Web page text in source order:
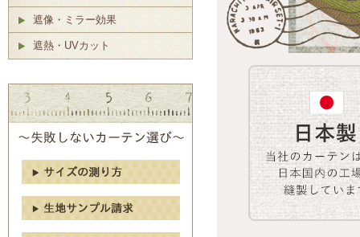
遮像・ミラー効果
遮熱・UVカット